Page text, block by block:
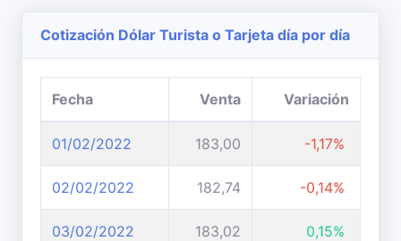
Cotización Dólar Turista o Tarjeta día por día
Fecha Venta Variación
01/02/2022 183,00 -1,17%
02/02/2022 182,74 -0,14%
03/02/2022 183,02 0,15%